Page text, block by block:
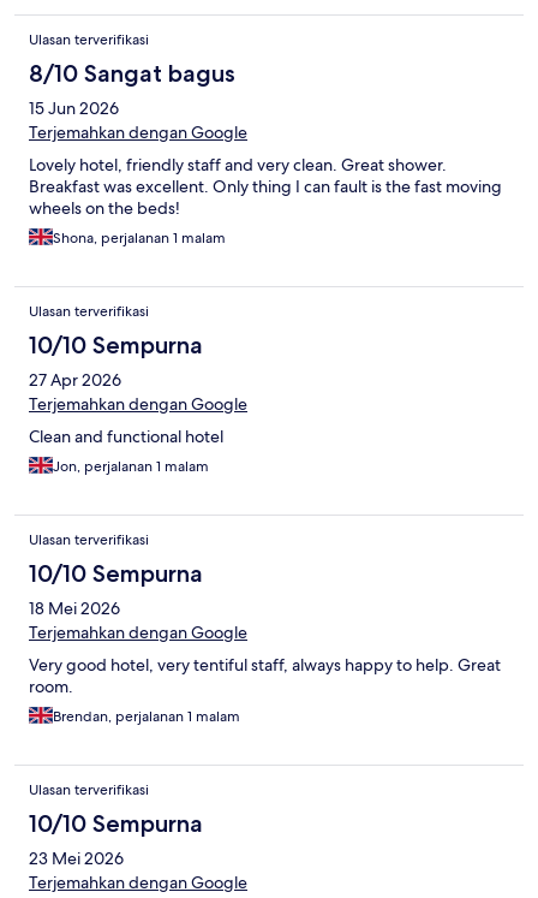
Ulasan terverifikasi
8/10 Sangat bagus
15 Jun 2026
Terjemahkan dengan Google
Lovely hotel, friendly staff and very clean. Great shower.
Breakfast was excellent. Only thing I can fault is the fast moving
wheels on the beds!
Shona, perjalanan 1 malam
Ulasan terverifikasi
10/10 Sempurna
27 Apr 2026
Terjemahkan dengan Google
Clean and functional hotel
Jon, perjalanan 1 malam
Ulasan terverifikasi
10/10 Sempurna
18 Mei 2026
Terjemahkan dengan Google
Very good hotel, very tentiful staff, always happy to help. Great
room.
Brendan, perjalanan 1 malam
Ulasan terverifikasi
10/10 Sempurna
23 Mei 2026
Terjemahkan dengan Google